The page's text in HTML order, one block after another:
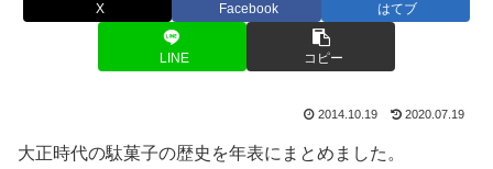
X Facebook はてブ
LINE コピー
2014.10.19 2020.07.19
大正時代の駄菓子の歴史を年表にまとめました。